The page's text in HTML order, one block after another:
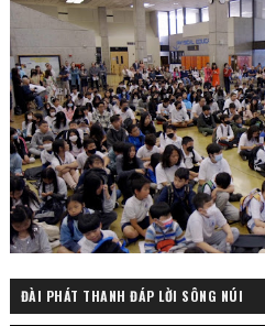
ĐÀI PHÁT THANH ĐÁP LỜI SÔNG NÚI